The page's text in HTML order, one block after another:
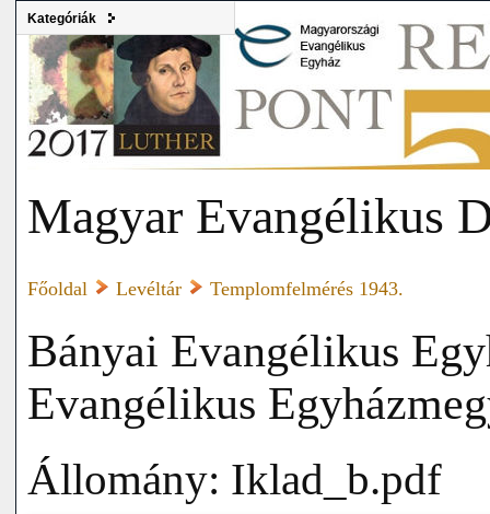
Kategóriák
Magyar Evangélikus
Főoldal Levéltár Templomfelmérés 1943.
Bányai Evangélikus
Evangélikus
Állomány: Iklad_b.pdf